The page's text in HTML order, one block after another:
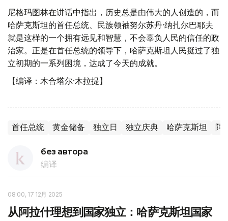
尼格玛图林在讲话中指出，历史总是由伟大的人创造的，而
哈萨克斯坦的首任总统、民族领袖努尔苏丹·纳扎尔巴耶夫
就是这样的一个拥有远见和智慧，不会辜负人民的信任的政
治家。正是在首任总统的领导下，哈萨克斯坦人民挺过了独
立初期的一系列困境，达成了今天的成就。
【编译：木合塔尔·木拉提】
首任总统 黄金储备 独立日 独立庆典 哈萨克斯坦 阿
без автора
编译
08:00, 17 12月 2025
从阿拉什理想到国家独立：哈萨克斯坦国家